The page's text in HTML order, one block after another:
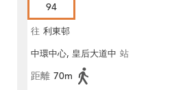
94
往 利東邨
中環中心, 皇后大道中 站
距離 70m